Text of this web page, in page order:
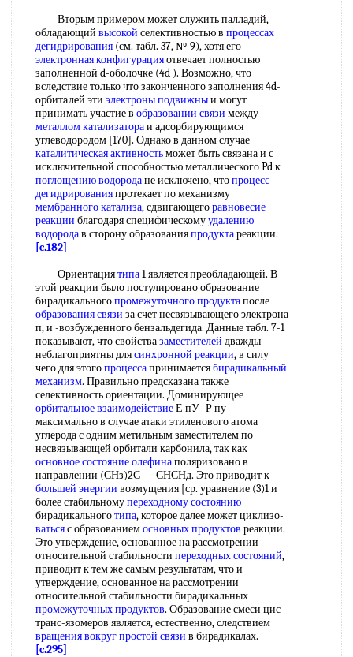
Вторым примером может служить палладий,
обладающий высокой селективностью в процессах
дегидрирования (см. табл. 37, № 9), хотя его
электронная конфигурацияотвечает полностью
заполненной d-оболочке (4d ). Возможно, что
вследствие только что законченного заполнения 4d-
opбитaлeй эти электроны подвижныи могут
принимать участие в образовании связи между
металлом катализатораи адсорбирующимся
углеводородом [170]. Однако в данном случае
каталитическая активностьможет быть связана и с
исключительной способностью металлического Pd к
поглощению водородане исключено, чтопроцесс
дегидрированияпротекает по механизму
мембранного катализа, сдвигающегоравновесие
реакции благодаря специфическомуудалению
водородав сторону образованияпродуктареакции.
[c.182]
Ориентациятипа1 является преобладающей. В
этой реакции было постулировано образование
бирадикальногопромежуточного продуктапосле
образования связи за счет несвязывающего электрона
п, и -возбужденного бензальдегида. Данные табл. 7-1
показывают, что свойствазаместителей дважды
неблагоприятны длясинхронной реакции, в силу
чего для этогопроцессапринимаетсябирадикальный
механизм. Правильно предсказана также
селективность ориентации. Доминирующее
орбитальное взаимодействиеЕ пУ- Р пу
максимально в случае атаки этиленового атома
углерода с одним метильным заместителем по
несвязывающей орбитали карбонила, так как
основное состояниеолефинаполяризовано в
направлении (СНз)2С — СНСНд. Это приводит к
большей энергии возмущения [ср. уравнение (3)1 и
более стабильномупереходному состоянию
бирадикальноготипа, которое далее может циклизо-
ватьсяс образованиемосновных продуктов реакции.
Это утверждение, основанное на рассмотрении
относительной стабильности переходных состояний,
приводит к тем же самым результатам, что и
утверждение, основанное на рассмотрении
относительной стабильности бирадикальных
промежуточных продуктов. Образование смеси цис-
транс-язомеров является, естественно, следствием
вращения вокруг простой связи в бирадикалах.
[c.295]